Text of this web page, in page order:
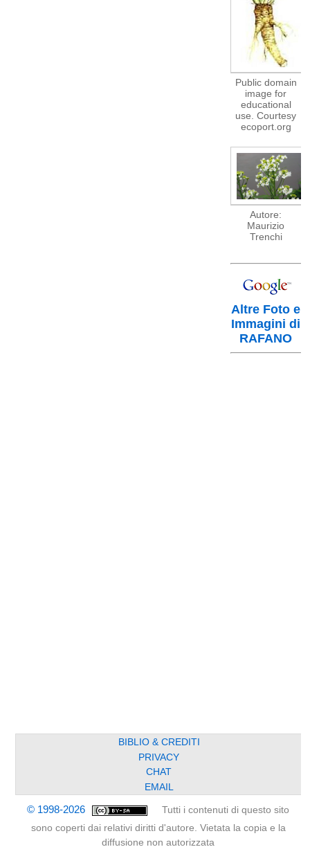
Public domain
image for
educational
use. Courtesy
ecoport.org
Autore:
Maurizio
Trenchi
Altre Foto e
Immagini di
RAFANO
BIBLIO & CREDITI
PRIVACY
CHAT
EMAIL
© 1998-2026
Tutti i contenuti di questo sito
sono coperti dai relativi diritti d'autore. Vietata la copia e la
diffusione non autorizzata